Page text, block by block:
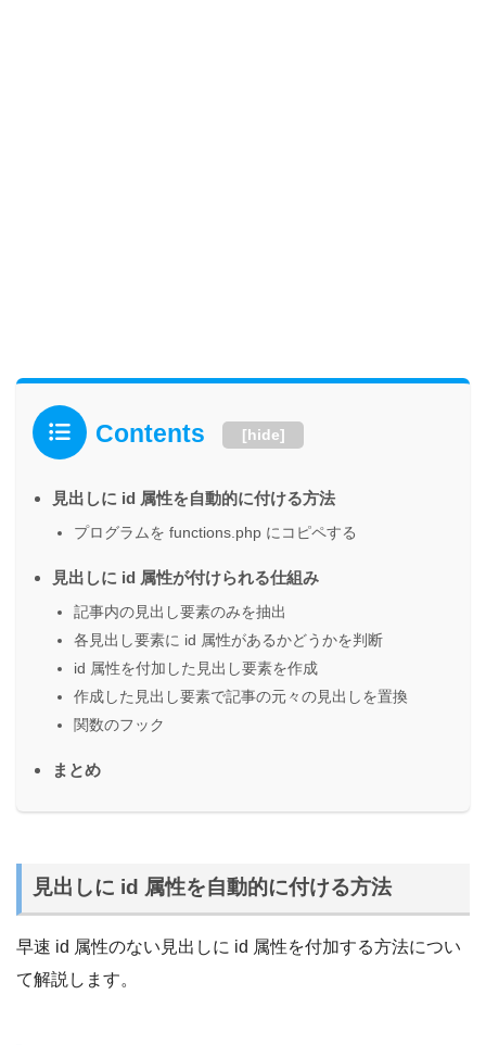
Contents [hide]
見出しに id 属性を自動的に付ける方法
プログラムを functions.php にコピペする
見出しに id 属性が付けられる仕組み
記事内の見出し要素のみを抽出
各見出し要素に id 属性があるかどうかを判断
id 属性を付加した見出し要素を作成
作成した見出し要素で記事の元々の見出しを置換
関数のフック
まとめ
見出しに id 属性を自動的に付ける方法
早速 id 属性のない見出しに id 属性を付加する方法につい
て解説します。